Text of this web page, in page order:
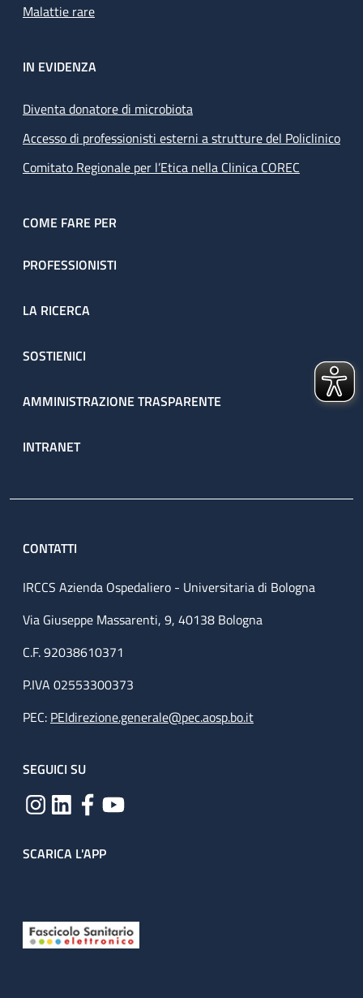
Malattie rare
IN EVIDENZA
Diventa donatore di microbiota
Accesso di professionisti esterni a strutture del Policlinico
Comitato Regionale per l’Etica nella Clinica COREC
COME FARE PER
PROFESSIONISTI
LA RICERCA
SOSTIENICI
AMMINISTRAZIONE TRASPARENTE
INTRANET
CONTATTI
IRCCS Azienda Ospedaliero - Universitaria di Bologna
Via Giuseppe Massarenti, 9, 40138 Bologna
C.F. 92038610371
P.IVA 02553300373
PEC: PEIdirezione.generale@pec.aosp.bo.it
SEGUICI SU
SCARICA L'APP